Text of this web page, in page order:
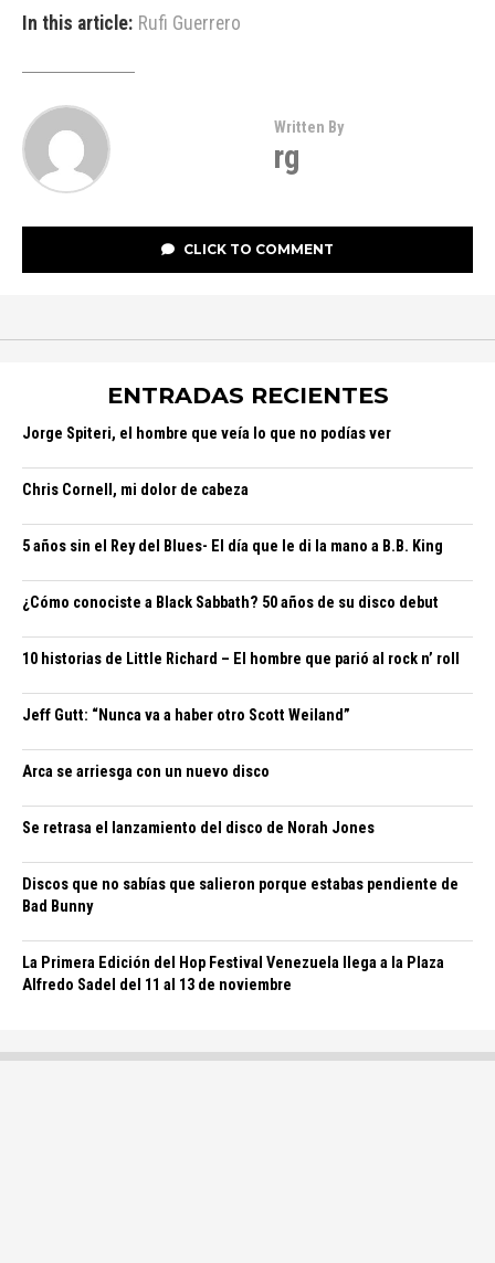
In this article: Rufi Guerrero
Written By
rg
CLICK TO COMMENT
ENTRADAS RECIENTES
Jorge Spiteri, el hombre que veía lo que no podías ver
Chris Cornell, mi dolor de cabeza
5 años sin el Rey del Blues- El día que le di la mano a B.B. King
¿Cómo conociste a Black Sabbath? 50 años de su disco debut
10 historias de Little Richard – El hombre que parió al rock n’ roll
Jeff Gutt: “Nunca va a haber otro Scott Weiland”
Arca se arriesga con un nuevo disco
Se retrasa el lanzamiento del disco de Norah Jones
Discos que no sabías que salieron porque estabas pendiente de
Bad Bunny
La Primera Edición del Hop Festival Venezuela llega a la Plaza
Alfredo Sadel del 11 al 13 de noviembre